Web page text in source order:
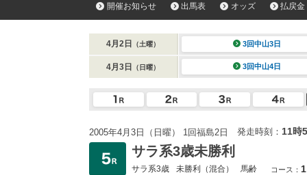
開催お知らせ 出馬表 オッズ 払戻金
4月2日 （土曜） 3回中山3日
4月3日 （日曜） 3回中山4日
2005年4月3日（日曜） 1回福島2日 発走時刻： 11時
サラ系3歳未勝利
サラ系3歳 未勝利 （混合） 馬齢 コース：